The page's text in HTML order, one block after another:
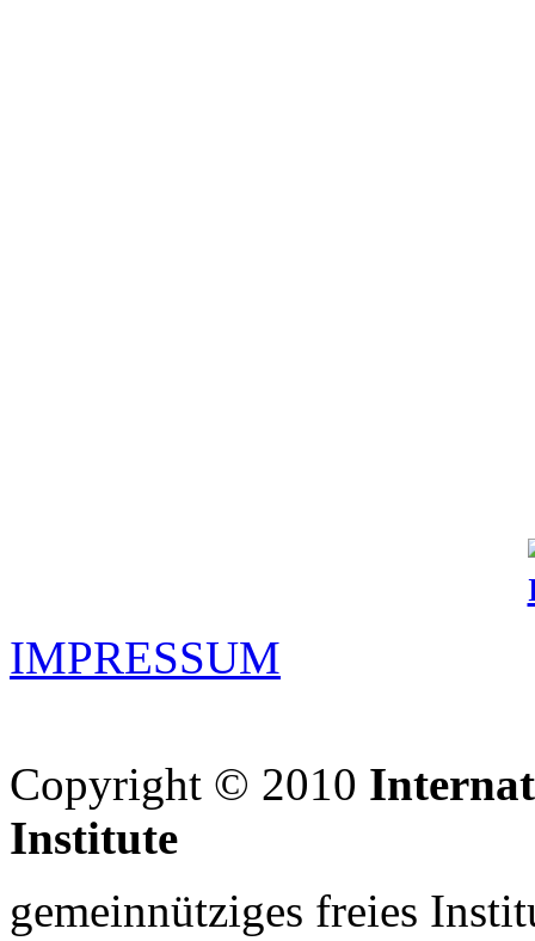
IMPRESSUM
Copyright © 2010
Institute
gemeinnütziges freies